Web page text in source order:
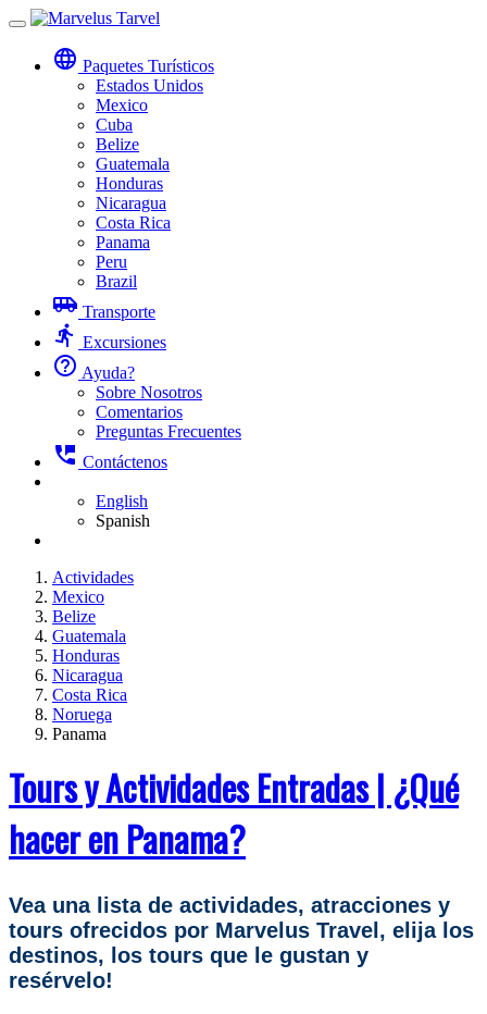
Toggle
navigation
language Paquetes Turísticos
Estados Unidos
Mexico
Cuba
Belize
Guatemala
Honduras
Nicaragua
Costa Rica
Panama
Peru
Brazil
airport_shuttle Transporte
directions_run Excursiones
help_outline Ayuda?
Sobre Nosotros
Comentarios
Preguntas Frecuentes
perm_phone_msg Contáctenos
English
Spanish
Actividades
Mexico
Belize
Guatemala
Honduras
Nicaragua
Costa Rica
Noruega
Panama
Tours y Actividades Entradas | ¿Qué
hacer en Panama?
Vea una lista de actividades, atracciones y
tours ofrecidos por Marvelus Travel, elija los
destinos, los tours que le gustan y
resérvelo!